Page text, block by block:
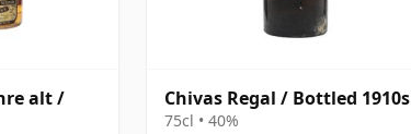
alt /
Chivas Regal / Bottled 1910s
75cl • 40%